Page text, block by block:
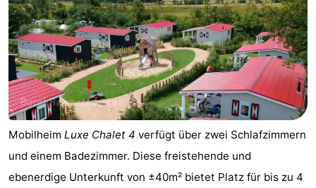
Mobilheim Luxe Chalet 4 verfügt über zwei Schlafzimmern
und einem Badezimmer. Diese freistehende und
ebenerdige Unterkunft von ±40m² bietet Platz für bis zu 4